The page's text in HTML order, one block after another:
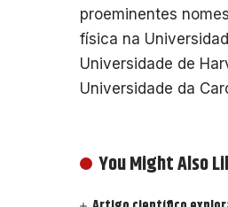
proeminentes
física na
Universidade de
Universidade da
You Might Also